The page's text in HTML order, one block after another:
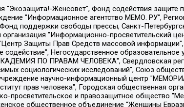
номер 40103797863, дата регистрации 10.06.2014), Некоммерческая организация "Фонд по борьбе с коррупцией", Автономная некоммерческая организация "Институт права и публичной политики", Баданин Роман Сергеевич, Гликин Максим Александрович, Железнова Мария Михайловна, Лукьянова Юлия Сергеевна, Маетная Елизавета Витальевна, Маняхин Петр Борисович, Чуракова Ольга Владимировна, Ярош Юлия Петровна, Юридическое лицо "The Insider SIA", зарегистрированное в Риге, Латвийская Республика (дата регистрации 26.06.2015), являющееся администратором доменного имени интернет-издания "The Insider SIA", https://theins.ru, Постернак Алексей Евгеньевич, Рубин Михаил Аркадьевич, Анин Роман Александрович, Юридическое лицо Istories fonds, зарегистрированное в Латвийской Республике (регистрационный номер 50008295751, дата регистрации 24.02.2020), Великовский Дмитрий Александрович, Долинина Ирина Николаевна, Мароховская Алеся Алексеевна, Шлейнов Роман Юрьевич, Шмагун Олеся Валентиновна, Общество с ограниченной ответственностью "Альтаир 2021", Общество с ограниченной ответственностью "Вега 2021", Общество с ограниченной ответственностью "Главный редактор 2021", Общество с ограниченной ответственностью "Ромашки монолит", Важенков Артем Валерьевич, Ивановская областная общественная организация "Центр гендерных исследований", Гурман Юрий Альбертович, Медиапроект "ОВД-Инфо", Егоров Владимир Владимирович, Жилинский Владимир Александрович, Общество с ограниченной ответственностью "ЗП", Иванова София Юрьевна, Карезина Инна Павловна, Кильтау Екатерина Викторовна, Петров Алексей Викторович, Пискунов Сергей Евгеньевич, Смирнов Сергей Сергеевич, Тихонов Михаил Сергеевич, Общество с ограниченной ответственностью "ЖУРНАЛИСТ-ИНОСТРАННЫЙ АГЕНТ", Арапова Галина Юрьевна, Вольтская Татьяна Анатольевна, Американская компания "Mason G.E.S. Anonymous Foundation" (США), являющаяся владельцем интернет-издания https://mnews.world/, Компания "Stichting Bellingcat", зарегистрированная в Нидерландах (дата регистрации 11.07.2018), Захаров Андрей Вячеславович, Клепиковская Екатерина Дмитриевна, Общество с ограниченной ответственностью "МЕМО", Перл Роман Александрович, Симонов Евгений Алексеевич, Соловьева Елена Анатольевна, Сотников Даниил Владимирович, Сурначева Елизавета Дмитриевна, Автономная некоммерческая организация по защите прав человека и информированию населения "Якутия – Наше Мнение", Общество с ограниченной ответственностью "Москоу диджитал медиа", с 26.01.2023 Общество с ограниченной ответственностью "Чайка Белые сады", Ветошкина Валерия Валерьевна, Заговора Максим Александрович, Межрегиональное общественное движение "Российская ЛГБТ - сеть", Оленичев Максим Владимирович, Павлов Иван Юрьевич, Скворцова Елена Сергеевна, Общество с ограниченной ответственностью "Как бы инагент", Кочетков Игорь Викторович, Общество с ограниченной ответственностью "Честные выборы", Еланчик Олег Александрович, Общество с ограниченной ответственностью "Нобелевский призыв", Гималова Регина Эмилевна, Григорьев Андрей Валерьевич, Григорьева Алина